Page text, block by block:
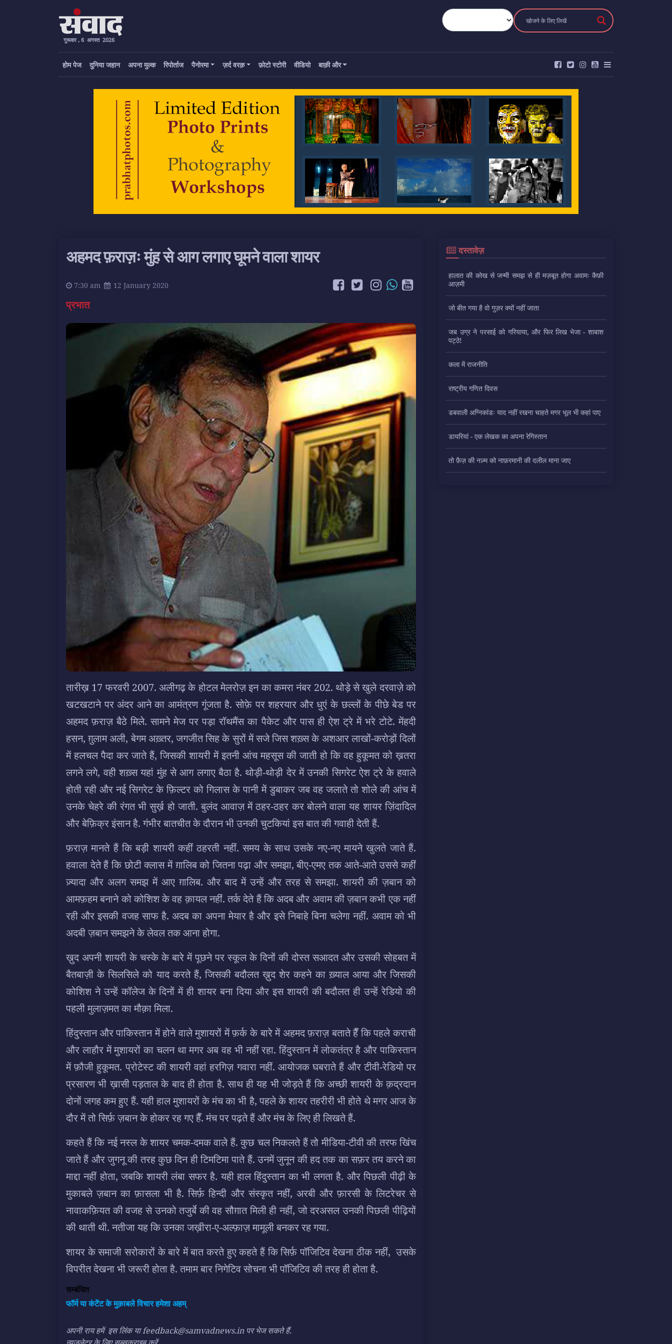
गुरूवार , 6 अगस्त 2026
होम पेज दुनिया जहान अपना मुल्क रिपोर्ताज पैनोरमा ज़र्द वरक़ फ़ोटो स्टोरी वीडियो बाक़ी और
अहमद फ़राज़ः मुंह से आग लगाए घूमने वाला शायर
7:30 am 12 January 2020
प्रभात
तारीख़ 17 फरवरी 2007. अलीगढ़ के होटल मेलरोज़ इन का कमरा नंबर 202. थोड़े से खुले दरवाज़े को
खटखटाने पर अंदर आने का आमंत्रण गूंजता है. सोफ़े पर शहरयार और धुएं के छल्लों के पीछे बेड पर
अहमद फ़राज़ बैठे मिले. सामने मेज पर पड़ा रॉथमैंस का पैकेट और पास ही ऐश ट्रे में भरे टोटे. मेंहदी
हसन, ग़ुलाम अली, बेगम अख़्तर, जगजीत सिह के सुरों में सजे जिस शख़्स के अशआर लाखों-करोड़ों दिलों
में हलचल पैदा कर जाते हैं, जिसकी शायरी में इतनी आंच महसूस की जाती हो कि वह हुकूमत को ख़तरा
लगने लगे, वही शख़्स यहां मुंह से आग लगाए बैठा है. थोड़ी-थोड़ी देर में उनकी सिगरेट ऐश ट्रे के हवाले
होती रही और नई सिगरेट के फ़िल्टर को गिलास के पानी में डुबाकर जब वह जलाते तो शोले की आंच में
उनके चेहरे की रंगत भी सुर्ख़ हो जाती. बुलंद आवाज़ में ठहर-ठहर कर बोलने वाला यह शायर ज़िंदादिल
और बेफ़िक्र इंसान है. गंभीर बातचीत के दौरान भी उनकी चुटकियां इस बात की गवाही देती हैं.
फ़राज़ मानते हैं कि बड़ी शायरी कहीं ठहरती नहीं. समय के साथ उसके नए-नए मायने खुलते जाते हैं.
हवाला देते हैं कि छोटी क्लास में ग़ालिब को जितना पढ़ा और समझा, बीए-एमए तक आते-आते उससे कहीं
ज़्यादा और अलग समझ में आए ग़ालिब. और बाद में उन्हें और तरह से समझा. शायरी की ज़बान को
आमफ़हम बनाने को कोशिश के वह क़ायल नहीं. तर्क देते हैं कि अदब और अवाम की ज़बान कभी एक नहीं
रही और इसकी वजह साफ है. अदब का अपना मेयार है और इसे निबाहे बिना चलेगा नहीं. अवाम को भी
अदबी ज़बान समझने के लेवल तक आना होगा.
ख़ुद अपनी शायरी के चस्के के बारे में पूछने पर स्कूल के दिनों की दोस्त सआदत और उसकी सोहबत में
बैतबाज़ी के सिलसिले को याद करते हैं, जिसकी बदौलत ख़ुद शेर कहने का ख़्याल आया और जिसकी
कोशिश ने उन्हें कॉलेज के दिनों में ही शायर बना दिया और इस शायरी की बदौलत ही उन्हें रेडियो की
पहली मुलाज़मत का मौक़ा मिला.
हिंदुस्तान और पाकिस्तान में होने वाले मुशायरों में फ़र्क के बारे में अहमद फ़राज़ बताते हैँ कि पहले कराची
और लाहौर में मुशायरों का चलन था मगर अब वह भी नहीं रहा. हिंदुस्तान में लोकतंत्र है और पाकिस्तान
में फ़ौजी हुकूमत. प्रोटेस्ट की शायरी वहां हरगिज़ गवारा नहीं. आयोजक घबराते हैं और टीवी-रेडियो पर
प्रसारण भी ख़ासी पड़ताल के बाद ही होता है. साथ ही यह भी जोड़ते हैं कि अच्छी शायरी के क़द्रदान
दोनों जगह कम हुए हैं. यही हाल मुशायरों के मंच का भी है, पहले के शायर तहरीरी भी होते थे मगर आज के
दौर में तो सिर्फ़ ज़बान के होकर रह गए हैँ. मंच पर पढ़ते हैं और मंच के लिए ही लिखते हैं.
कहते हैं कि नई नस्ल के शायर चमक-दमक वाले हैं. कुछ चल निकलते हैं तो मीडिया-टीवी की तरफ खिंच
जाते हैं और जुगनू की तरह कुछ दिन ही टिमटिमा पाते हैं. उनमें जुनून की हद तक का सफ़र तय करने का
माद्दा नहीं होता, जबकि शायरी लंबा सफर है. यही हाल हिंदुस्तान का भी लगता है. और पिछली पीढ़ी के
मुकाबले ज़बान का फ़ासला भी है. सिर्फ़ हिन्दी और संस्कृत नहीं, अरबी और फ़ारसी के लिटरेचर से
नावाकफ़ियत की वजह से उनको तजुर्बे की वह सौग़ात मिली ही नहीं, जो दरअसल उनकी पिछली पीढ़ियों
की थाती थी. नतीजा यह कि उनका जख़ीरा-ए-अल्फ़ाज़ मामूली बनकर रह गया.
शायर के समाजी सरोकारों के बारे में बात करते हुए कहते हैं कि सिर्फ़ पॉजिटिव देखना ठीक नहीं, उसके
विपरीत देखना भी जरूरी होता है. तमाम बार निगेटिव सोचना भी पॉजिटिव की तरह ही होता है.
सम्बंधित
फॉर्म या कंटेंट के मुक़ाबले विचार हमेशा अहम्
अपनी राय हमें इस लिंकया feedback@samvadnews.in पर भेज सकते हैं.
दस्तावेज़
हालात की कोख से जन्मी समझ से ही मज़बूत होगा अवामः कैफ़ी
आज़मी
जो बीत गया है वो गुज़र क्यों नहीं जाता
जब उग्र ने परसाई को गरियाया, और फिर लिख भेजा - शाबाश
पट्ठे!
कला में राजनीति
राष्ट्रीय गणित दिवस
डबवाली अग्निकांडः याद नहीं रखना चाहते मगर भूल भी कहां पाए
डायरियां - एक लेखक का अपना रेगिस्तान
तो फ़ैज़ की नज़्म को नाफ़रमानी की दलील माना जाए